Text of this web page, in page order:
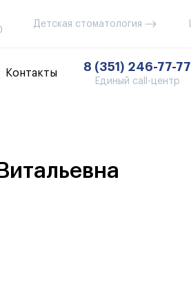
Детская стоматология
Контакты 8 (351) 246-77-77
Единый call-центр